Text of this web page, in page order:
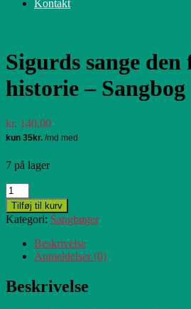
Kontakt
Sigurds sange den
historie – Sangbog
kr. 140,00
7 på lager
Sigurds
sange
den
fynske
historie
Sangbog
antal
Tilføj til kurv
Kategori: Sangbøger
Beskrivelse
Anmeldelser (0)
Beskrivelse